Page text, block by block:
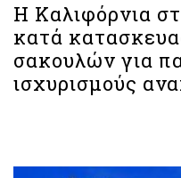
Η Καλιφόρνια
κατά
σακουλών για
ισχυρισμούς